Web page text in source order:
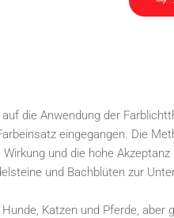
die Anwendung der
eingegangen. Die
und die hohe
und Bachblüten zur
Katzen und Pferde, aber